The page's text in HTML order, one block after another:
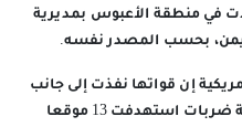
في منطقة الأعبوس بمديرية
بحسب المصدر نفسه.
إن قواتها نفذت إلى جانب
القوات البريطانية الليلة قبل الماضية ضربات استهدفت 13 موقعا